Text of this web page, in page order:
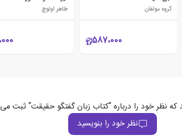
گروه مولفان
587،000
طاهر اولوچ
که نظر خود را درباره "کتاب زبان گفتگو حقیقت" ثبت
نظر خود را بنویسید